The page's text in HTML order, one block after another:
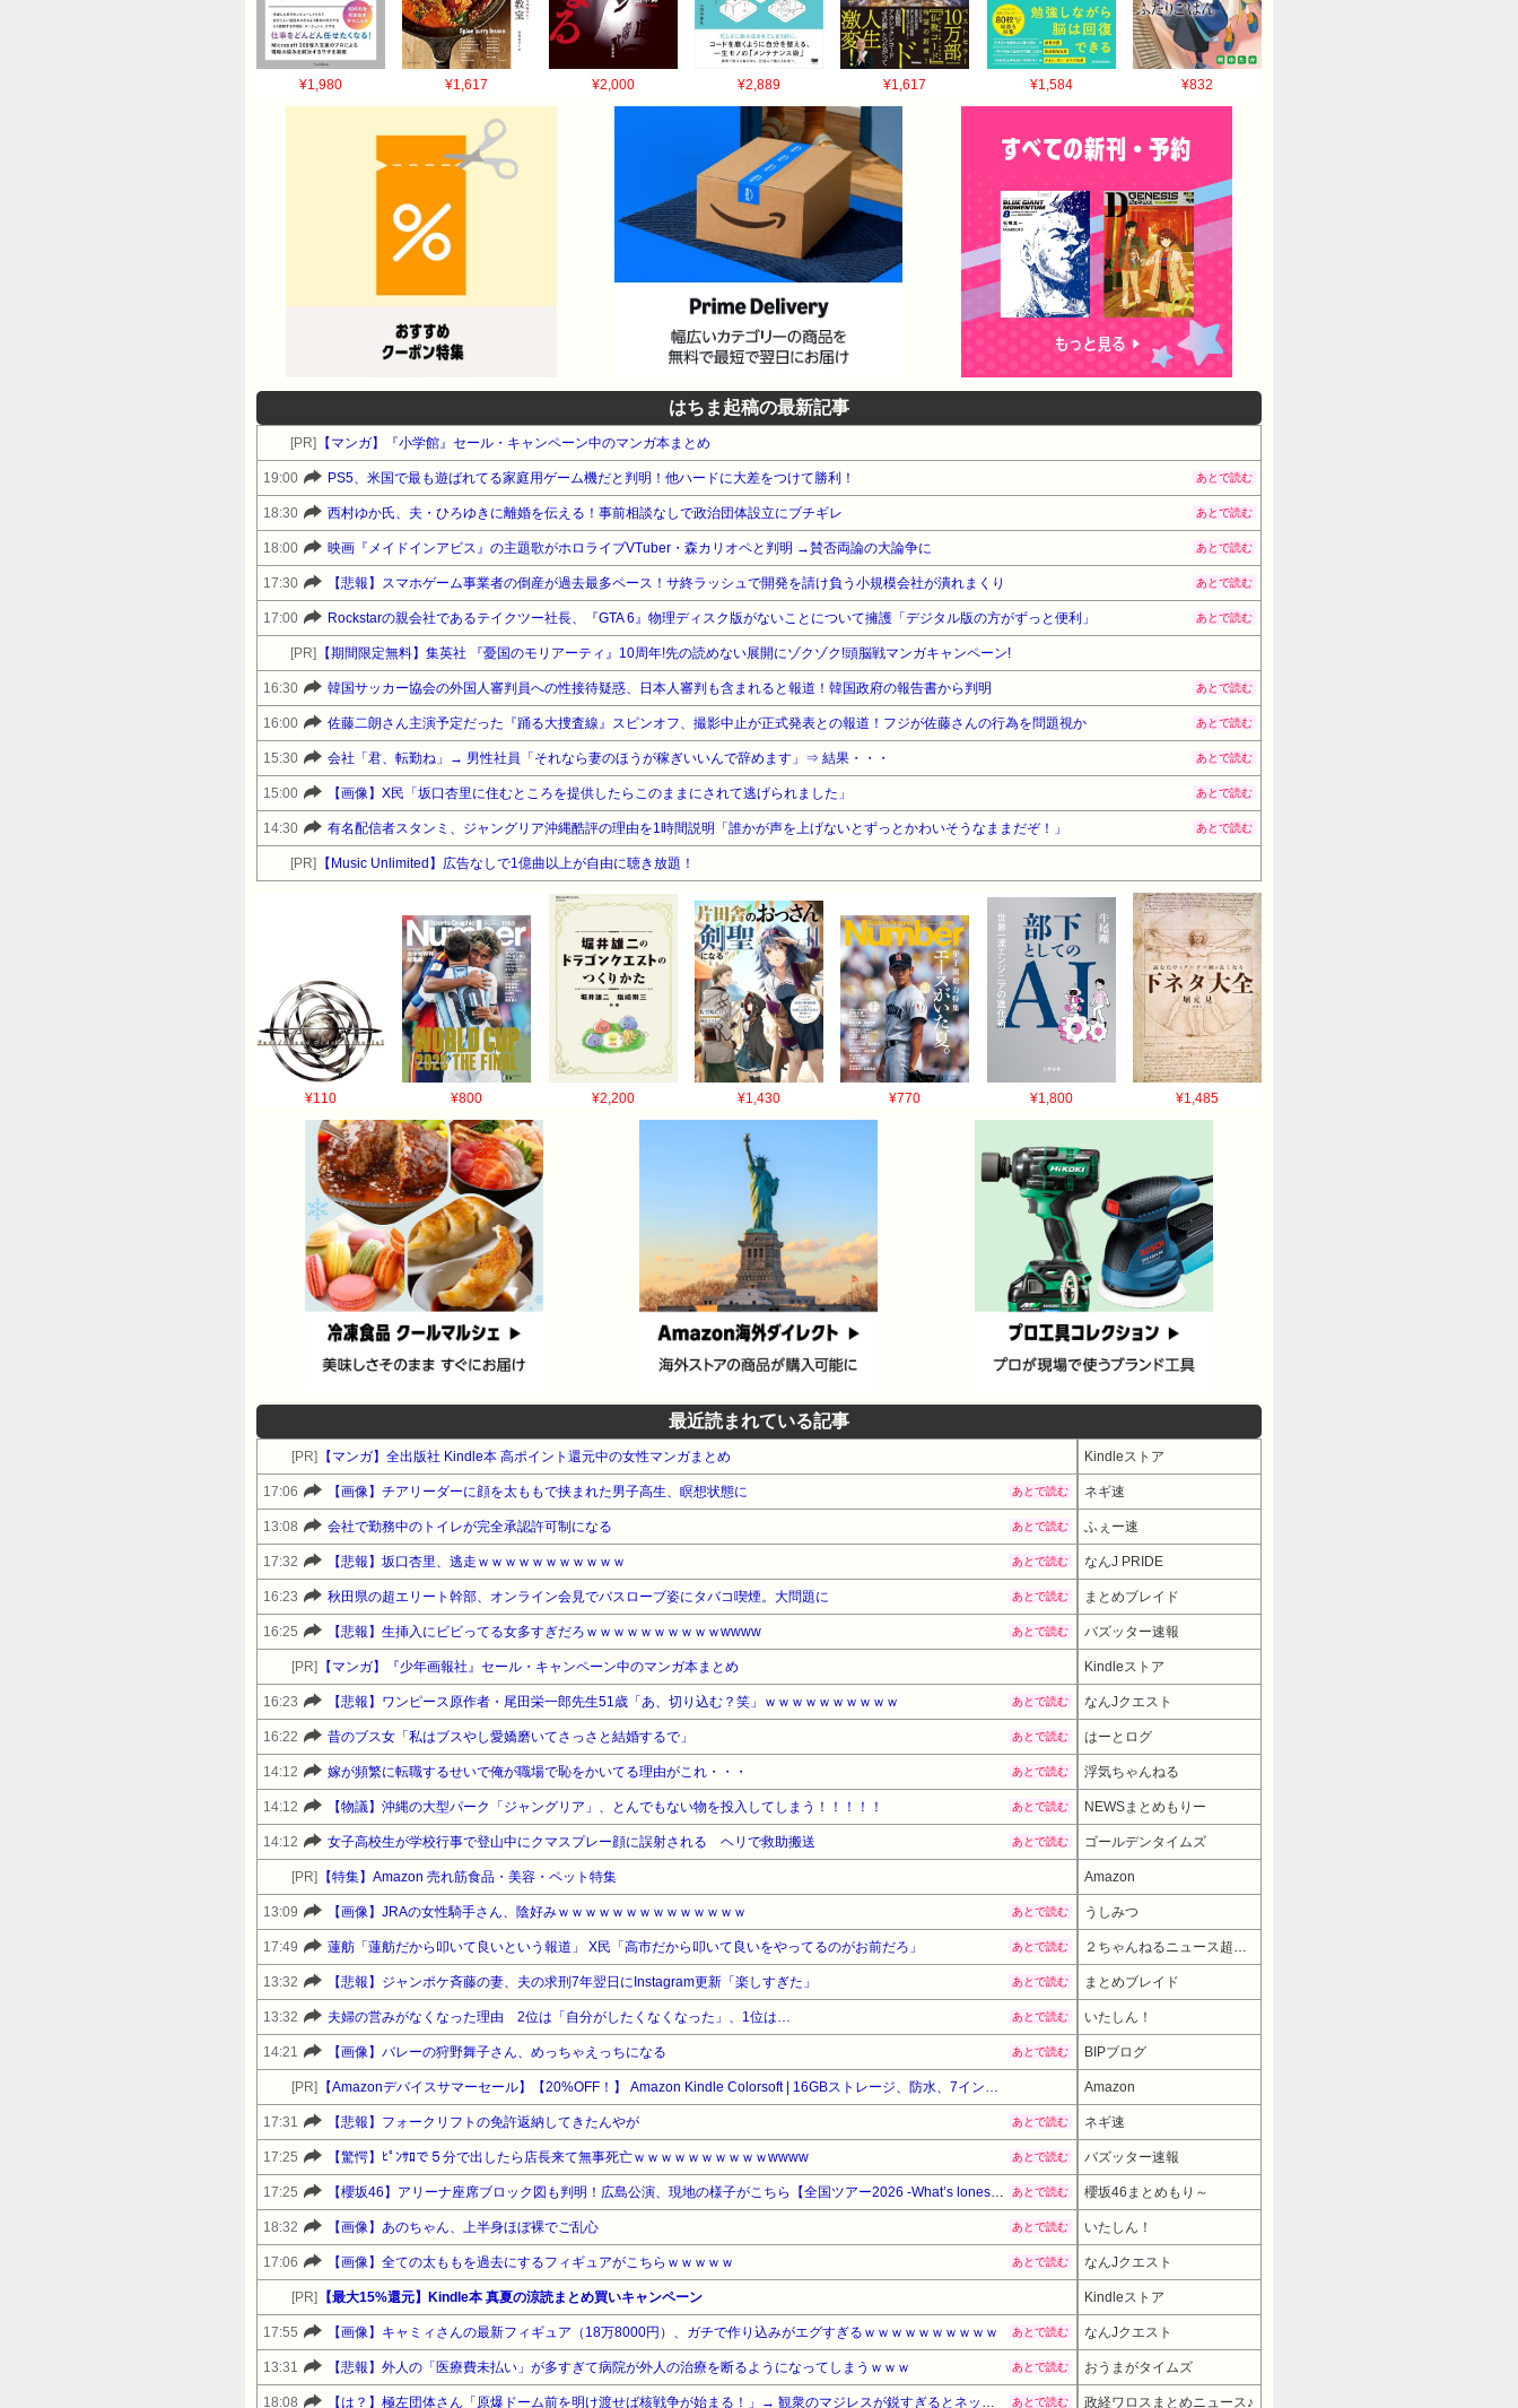
¥1,980 ¥1,617 ¥2,000 ¥2,889 ¥1,617 ¥1,584 ¥832
はちま起稿の最新記事
[PR] 【マンガ】『小学館』セール・キャンペーン中のマンガ本まとめ
19:00 PS5、米国で最も遊ばれてる家庭用ゲーム機だと判明！他ハードに大差をつけて勝利！ あとで読む
18:30 西村ゆか氏、夫・ひろゆきに離婚を伝える！事前相談なしで政治団体設立にブチギレ あとで読む
18:00 映画『メイドインアビス』の主題歌がホロライブVTuber・森カリオペと判明 →賛否両論の大論争に あとで読む
17:30 【悲報】スマホゲーム事業者の倒産が過去最多ペース！サ終ラッシュで開発を請け負う小規模会社が潰れまくり あとで読む
17:00 Rockstarの親会社であるテイクツー社長、『GTA 6』物理ディスク版がないことについて擁護「デジタル版の方がずっと便利」 あとで読む
[PR] 【期間限定無料】集英社 『憂国のモリアーティ』10周年!先の読めない展開にゾクゾク!頭脳戦マンガキャンペーン!
16:30 韓国サッカー協会の外国人審判員への性接待疑惑、日本人審判も含まれると報道！韓国政府の報告書から判明 あとで読む
16:00 佐藤二朗さん主演予定だった『踊る大捜査線』スピンオフ、撮影中止が正式発表との報道！フジが佐藤さんの行為を問題視か あとで読む
15:30 会社「君、転勤ね」→ 男性社員「それなら妻のほうが稼ぎいいんで辞めます」⇒ 結果・・・ あとで読む
15:00 【画像】X民「坂口杏里に住むところを提供したらこのままにされて逃げられました」 あとで読む
14:30 有名配信者スタンミ、ジャングリア沖縄酷評の理由を1時間説明「誰かが声を上げないとずっとかわいそうなままだぞ！」 あとで読む
[PR] 【Music Unlimited】広告なしで1億曲以上が自由に聴き放題！
¥110 ¥800 ¥2,200 ¥1,430 ¥770 ¥1,800 ¥1,485
最近読まれている記事
[PR] 【マンガ】全出版社 Kindle本 高ポイント還元中の女性マンガまとめ Kindleストア
17:06 【画像】チアリーダーに顔を太ももで挟まれた男子高生、瞑想状態に あとで読む ネギ速
13:08 会社で勤務中のトイレが完全承認許可制になる あとで読む ふぇー速
17:32 【悲報】坂口杏里、逃走ｗｗｗｗｗｗｗｗｗｗｗ あとで読む なんJ PRIDE
16:23 秋田県の超エリート幹部、オンライン会見でバスローブ姿にタバコ喫煙。大問題に あとで読む まとめブレイド
16:25 【悲報】生挿入にビビってる女多すぎだろｗｗｗｗｗｗｗｗｗｗwwww あとで読む バズッター速報
[PR] 【マンガ】『少年画報社』セール・キャンペーン中のマンガ本まとめ Kindleストア
16:23 【悲報】ワンピース原作者・尾田栄一郎先生51歳「あ、切り込む？笑」ｗｗｗｗｗｗｗｗｗｗ あとで読む なんJクエスト
16:22 昔のブス女「私はブスやし愛嬌磨いてさっさと結婚するで」 あとで読む はーとログ
14:12 嫁が頻繁に転職するせいで俺が職場で恥をかいてる理由がこれ・・・ あとで読む 浮気ちゃんねる
14:12 【物議】沖縄の大型パーク「ジャングリア」、とんでもない物を投入してしまう！！！！！ あとで読む NEWSまとめもりー
14:12 女子高校生が学校行事で登山中にクマスプレー顔に誤射される ヘリで救助搬送 あとで読む ゴールデンタイムズ
[PR] 【特集】Amazon 売れ筋食品・美容・ペット特集 Amazon
13:09 【画像】JRAの女性騎手さん、陰好みｗｗｗｗｗｗｗｗｗｗｗｗｗｗ あとで読む うしみつ
17:49 蓮舫「蓮舫だから叩いて良いという報道」 X民「高市だから叩いて良いをやってるのがお前だろ」 あとで読む ２ちゃんねるニュース超速まとめ＋
13:32 【悲報】ジャンポケ斉藤の妻、夫の求刑7年翌日にInstagram更新「楽しすぎた」 あとで読む まとめブレイド
13:32 夫婦の営みがなくなった理由 2位は「自分がしたくなくなった」、1位は… あとで読む いたしん！
14:21 【画像】バレーの狩野舞子さん、めっちゃえっちになる あとで読む BIPブログ
[PR] 【Amazonデバイスサマーセール】【20%OFF！】 Amazon Kindle Colorsoft | 16GBストレージ、防水、7インチカラーディスプレイ、色調調節ライト、最大8週間持続バッテリー、広告無し、ブラック (2025年発売) Amazon
17:31 【悲報】フォークリフトの免許返納してきたんやが あとで読む ネギ速
17:25 【驚愕】ﾋﾟﾝｻﾛで５分で出したら店長来て無事死亡ｗｗｗｗｗｗｗｗｗｗwwww あとで読む バズッター速報
17:25 【櫻坂46】アリーナ座席ブロック図も判明！広島公演、現地の様子がこちら【全国ツアー2026 -What’s lonesome?- 】 あとで読む 櫻坂46まとめもり～
18:32 【画像】あのちゃん、上半身ほぼ裸でご乱心 あとで読む いたしん！
17:06 【画像】全ての太ももを過去にするフィギュアがこちらｗｗｗｗｗ あとで読む なんJクエスト
[PR] 【最大15%還元】Kindle本 真夏の涼読まとめ買いキャンペーン Kindleストア
17:55 【画像】キャミィさんの最新フィギュア（18万8000円）、ガチで作り込みがエグすぎるｗｗｗｗｗｗｗｗｗｗ あとで読む なんJクエスト
13:31 【悲報】外人の「医療費未払い」が多すぎて病院が外人の治療を断るようになってしまうｗｗｗ あとで読む おうまがタイムズ
18:08 【は？】極左団体さん「原爆ドーム前を明け渡せば核戦争が始まる！」→ 観衆のマジレスが鋭すぎるとネットで話題に → ｗｗｗｗｗｗｗｗｗｗｗｗ あとで読む 政経ワロスまとめニュース♪